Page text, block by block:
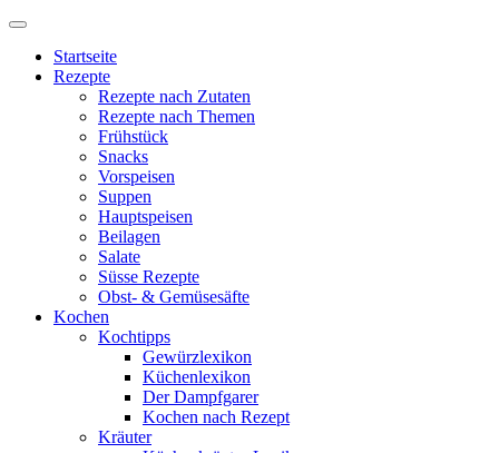
Startseite
Rezepte
Rezepte nach Zutaten
Rezepte nach Themen
Frühstück
Snacks
Vorspeisen
Suppen
Hauptspeisen
Beilagen
Salate
Süsse Rezepte
Obst- & Gemüsesäfte
Kochen
Kochtipps
Gewürzlexikon
Küchenlexikon
Der Dampfgarer
Kochen nach Rezept
Kräuter